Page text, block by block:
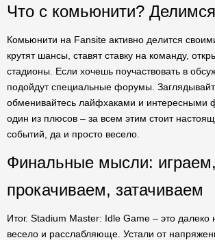
Что с комьюнити?
Комьюнити на Fansite активно делится
крутят шансы, ставят ставку на команду,
стадионы. Если хочешь поучаствовать в
подойдут специальные форумы.
обменивайтесь лайфхаками и интересными
один из плюсов – за всем этим стоит
событий, да и просто весело.
Финальные мысли: играем,
прокачиваем, затачиваем
Итог. Stadium Master: Idle Game – это
весело и расслабляюще. Устали от